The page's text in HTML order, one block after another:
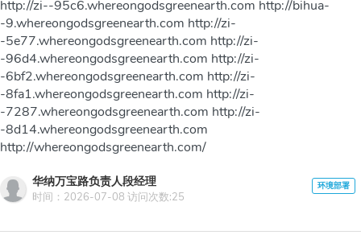
http://zi--95c6.whereongodsgreenearth.com http://bihua-
-9.whereongodsgreenearth.com http://zi-
-5e77.whereongodsgreenearth.com http://zi-
-96d4.whereongodsgreenearth.com http://zi-
-6bf2.whereongodsgreenearth.com http://zi-
-8fa1.whereongodsgreenearth.com http://zi-
-7287.whereongodsgreenearth.com http://zi-
-8d14.whereongodsgreenearth.com
http://whereongodsgreenearth.com/
华纳万宝路负责人段经理
时间：2026-07-08 访问次数:25